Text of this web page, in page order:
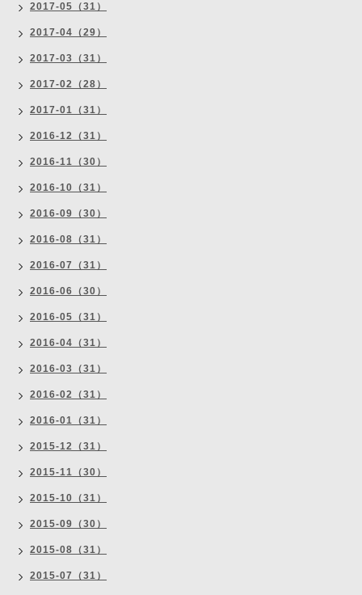
2017-05（31）
2017-04（29）
2017-03（31）
2017-02（28）
2017-01（31）
2016-12（31）
2016-11（30）
2016-10（31）
2016-09（30）
2016-08（31）
2016-07（31）
2016-06（30）
2016-05（31）
2016-04（31）
2016-03（31）
2016-02（31）
2016-01（31）
2015-12（31）
2015-11（30）
2015-10（31）
2015-09（30）
2015-08（31）
2015-07（31）